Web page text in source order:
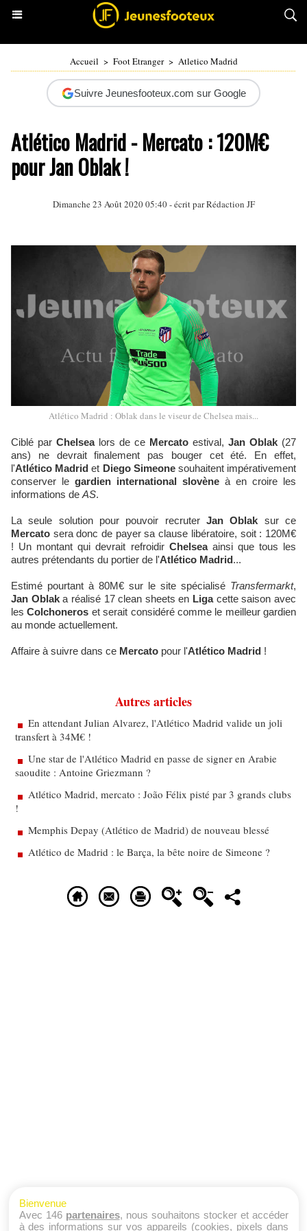
Accueil > Foot Etranger > Atletico Madrid
Suivre Jeunesfooteux.com sur Google
Atlético Madrid - Mercato : 120M€
pour Jan Oblak !
Dimanche 23 Août 2020 05:40 - écrit par Rédaction JF
Atlético Madrid : Oblak dans le viseur de Chelsea mais...
Ciblé par Chelsealors de ce Mercato estival, Jan Oblak (27
ans) ne devrait finalement pas bouger cet été. En effet,
l'Atlético Madrid et Diego Simeonesouhaitent impérativement
conserver le gardien international slovène à en croire les
informations de AS.
La seule solution pour pouvoir recruter Jan Oblak sur ce
Mercato sera donc de payer sa clause libératoire, soit : 120M€
! Un montant qui devrait refroidir Chelseaainsi que tous les
autres prétendants du portier de l'Atlético Madrid...
Estimé pourtant à 80M€ sur le site spécialisé Transfermarkt,
Jan Oblaka réalisé 17 clean sheets en Ligacette saison avec
lesColchoneros et serait considéré comme le meilleur gardien
au monde actuellement.
Affaire à suivre dans ce Mercato pour l'Atlético Madrid !
Autres articles
En attendant Julian Alvarez, l'Atlético Madrid valide un joli
transfert à 34M€ !
Une star de l'Atlético Madrid en passe de signer en Arabie
saoudite : Antoine Griezmann ?
Atlético Madrid, mercato : João Félix pisté par 3 grands clubs
!
Memphis Depay (Atlético de Madrid) de nouveau blessé
Atlético de Madrid : le Barça, la bête noire de Simeone ?
Bienvenue
Avec 146 partenaires, nous souhaitons stocker et accéder
à des informations sur vos appareils (cookies, pixels dans